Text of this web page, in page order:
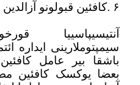
۶ .کافئین قبولونو آزالدین
آنتیسیپاسییا
سیمپتوملارینی ایداره
باشقا بیر عامل
بعضا یوکسک کافئین